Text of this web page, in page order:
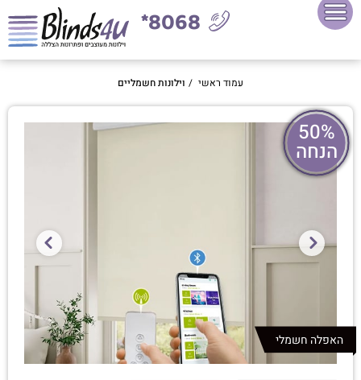
8068*
עמוד ראשי / וילונות חשמליים
50%
הנחה
האפלה חשמלי